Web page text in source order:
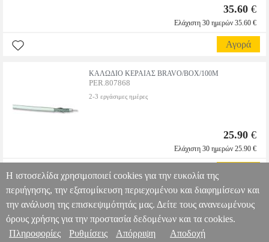
35.60 €
Ελάχιστη 30 ημερών 35.60 €
Αγορά
KAΛΩΔΙΟ ΚΕΡΑΙΑΣ BRAVO/BOX/100M
PER.807868
2-3 εργάσιμες ημέρες
25.90 €
Ελάχιστη 30 ημερών 25.90 €
Πληροφορίες & Υπηρεσίες >
Η ιστοσελίδα χρησιμοποιεί cookies για την ευκολία της
περιήγησης, την εξατομίκευση περιεχομένου και διαφημίσεων και
την ανάλυση της επισκεψιμότητάς μας. Δείτε τους ανανεωμένους
όρους χρήσης για την προστασία δεδομένων και τα cookies.
Πληροφορίες
Ρυθμίσεις Απόρριψη Αποδοχή